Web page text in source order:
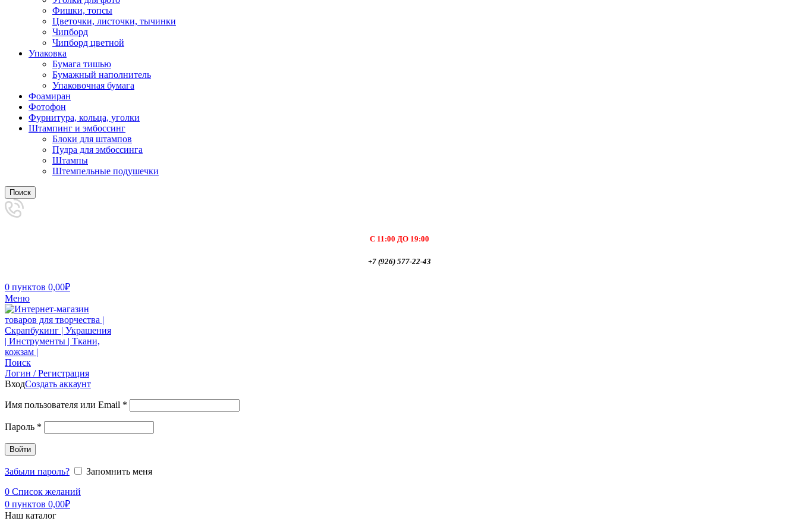
Фишки, топсы
Цветочки, листочки, тычинки
Чипборд
Чипборд цветной
Упаковка
Бумага тишью
Бумажный наполнитель
Упаковочная бумага
Фоамиран
Фотофон
Фурнитура, кольца, уголки
Штампинг и эмбоссинг
Блоки для штампов
Пудра для эмбоссинга
Штампы
Штемпельные подушечки
Поиск
С 11:00 ДО 19:00
+7 (926) 577-22-43
0 пунктов 0,00₽
Меню
Поиск
Логин / Регистрация
ВходСоздать аккаунт
Имя пользователя или Email *
Пароль *
Войти
Забыли пароль?
Запомнить меня
0 Список желаний
0 пунктов 0,00₽
Наш каталог